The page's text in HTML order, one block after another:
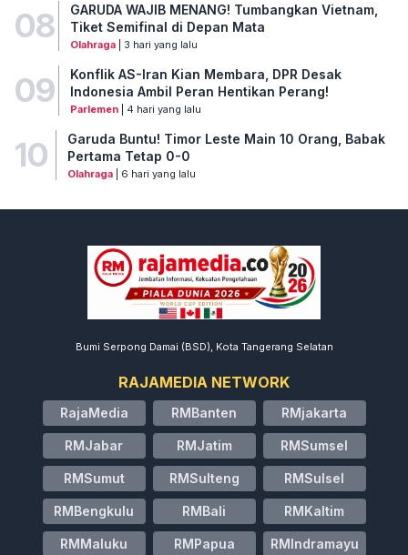
08
GARUDA WAJIB MENANG! Tumbangkan Vietnam,
Tiket Semifinal di Depan Mata
Olahraga| 3 hari yang lalu
09
Konflik AS-Iran Kian Membara, DPR Desak
Indonesia Ambil Peran Hentikan Perang!
Parlemen| 4 hari yang lalu
10
Garuda Buntu! Timor Leste Main 10 Orang, Babak
Pertama Tetap 0-0
Olahraga| 6 hari yang lalu
Bumi Serpong Damai (BSD), Kota Tangerang Selatan
RAJAMEDIA NETWORK
RajaMedia RMBanten RMjakarta
RMJabar RMJatim RMSumsel
RMSumut RMSulteng RMSulsel
RMBengkulu RMBali RMKaltim
RMMaluku RMPapua RMIndramayu